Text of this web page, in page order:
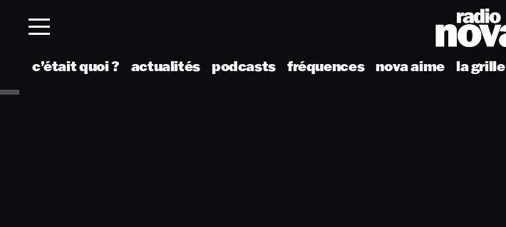
c’était quoi ? actualités podcasts fréquences nova aime la grille